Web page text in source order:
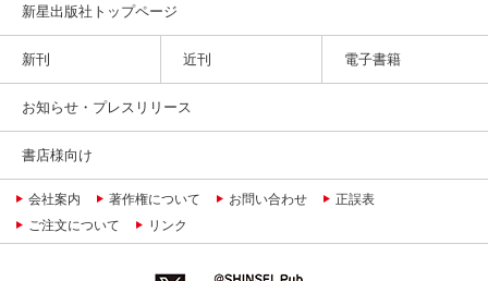
新星出版社トップページ
新刊 近刊 電子書籍
お知らせ・プレスリリース
書店様向け
会社案内 著作権について お問い合わせ
正誤表
ご注文について
リンク